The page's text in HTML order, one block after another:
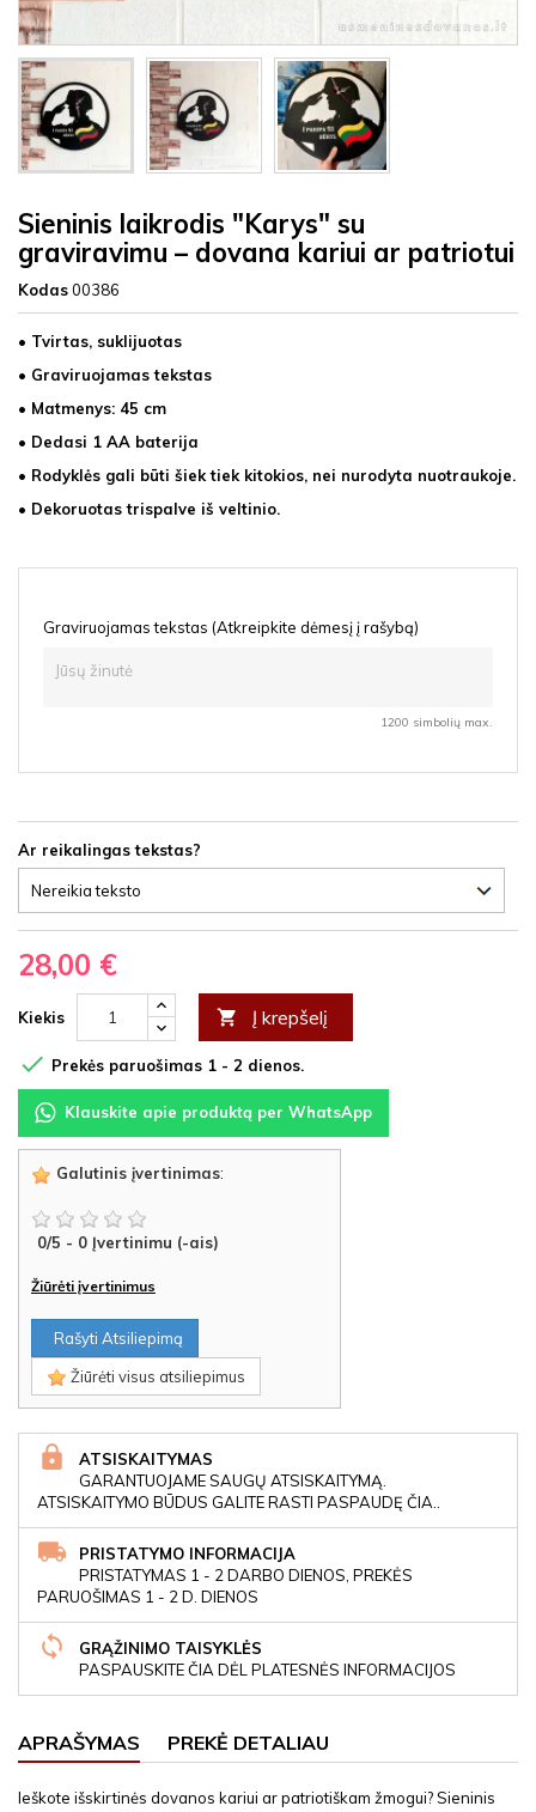
Sieninis laikrodis "Karys" su
graviravimu – dovana kariui ar patriotui
Kodas00386
• Tvirtas, suklijuotas
• Graviruojamas tekstas
• Matmenys: 45 cm
• Dedasi 1 AA baterija
• Rodyklės gali būti šiek tiek kitokios, nei nurodyta nuotraukoje.
• Dekoruotas trispalve iš veltinio.
Graviruojamas tekstas (Atkreipkite dėmesį į rašybą)
1200 simbolių max.
Ar reikalingas tekstas?
28,00 €
Kiekis  Į krepšelį
 Prekės paruošimas 1 - 2 dienos.
Klauskite apie produktą per WhatsApp
Galutinis įvertinimas:
0/5 - 0 Įvertinimu (-ais)
Žiūrėti įvertinimus
Rašyti Atsiliepimą
Žiūrėti visus atsiliepimus
ATSISKAITYMAS
GARANTUOJAME SAUGŲ ATSISKAITYMĄ.
ATSISKAITYMO BŪDUS GALITE RASTI PASPAUDĘ ČIA..
PRISTATYMO INFORMACIJA
PRISTATYMAS 1 - 2 DARBO DIENOS, PREKĖS
PARUOŠIMAS 1 - 2 D. DIENOS
GRĄŽINIMO TAISYKLĖS
PASPAUSKITE ČIA DĖL PLATESNĖS INFORMACIJOS
APRAŠYMAS PREKĖ DETALIAU
Ieškote išskirtinės dovanos kariui ar patriotiškam žmogui? Sieninis